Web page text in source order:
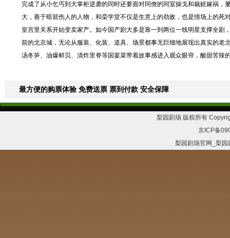
完成了从小乞丐到大掌柜逆袭的同时还要面对同僚的同室操戈和栽赃嫁祸
大，善于暗箭伤人的人物，和栾学堂不仅是生意上的劲敌，也是情场上的
皇宫里关系开始变卖家产。如今国产剧大多是靠一到两位一线明星支撑全
前的北京城，无论从服装、化装、道具、场景都事无巨细地展现出真实的
汤冬笋、油爆鲜贝、清炸里脊等国宴菜带着故事感进入观众眼帘，酸甜苦辣
最方便的购票体验 免费送票 票到付款 安全保障
梨园剧场 版权所有
京ICP备
梨园剧场官网_梨